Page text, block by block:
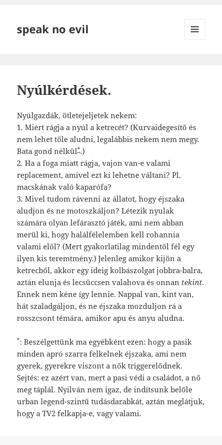
speak no evil
Nyúlkérdések.
Nyúlgazdák, ötletejeljetek nekem:
1. Miért rágja a nyúl a ketrecét? (Kurvaidegesítő és
nem lehet tőle aludni, legalábbis nekem nem megy.
Bata gond nélkül*.)
2. Ha a foga miatt rágja, vajon van-e valami
replacement, amivel ezt ki lehetne váltani? Pl.
macskának való kaparófa?
3. Mivel tudom rávenni az állatot, hogy éjszaka
aludjon és ne motoszkáljon? Létezik nyulak
számára olyan lefárasztó játék, ami nem abban
merül ki, hogy halálfélelemben kell rohannia
valami elől? (Mert gyakorlatilag mindentől fél egy
ilyen kis teremtmény.) Jelenleg amikor kijön a
ketrecből, akkor egy ideig kolbászolgat jobbra-balra,
aztán elunja és lecsüccsen valahova és onnan tekint.
Ennek nem kéne így lennie. Nappal van, kint van,
hát szaladgáljon, és ne éjszaka mozduljon rá a
rosszcsont témára, amikor apu és anyu aludna.
*: Beszélgettünk ma egyébként ezen: hogy a pasik
minden apró szarra felkelnek éjszaka, ami nem
gyerek, gyerekre viszont a nők triggerelődnek.
Sejtés: ez azért van, mert a pasi védi a családot, a nő
meg táplál. Nyilván nem igaz, de indítsunk belőle
urban legend-szintű tudásdarabkát, aztán meglátjuk,
hogy a TV2 felkapja-e, vagy valami.